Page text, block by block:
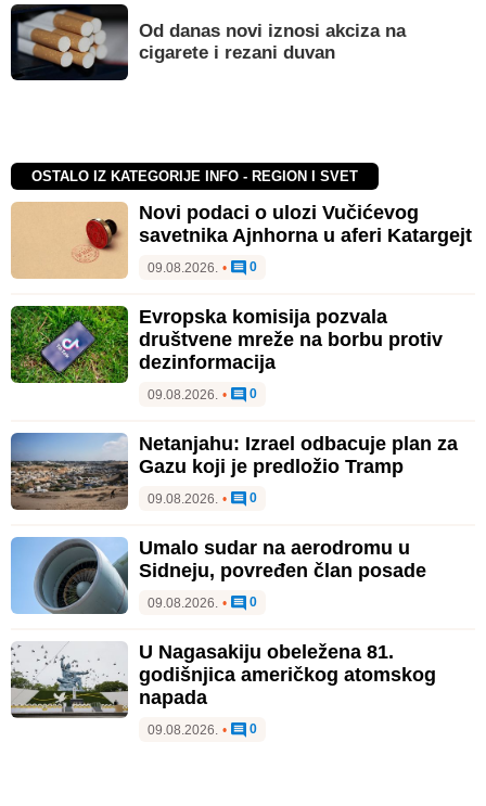
Od danas novi iznosi akciza na
cigarete i rezani duvan
OSTALO IZ KATEGORIJE INFO - REGION I SVET
Novi podaci o ulozi Vučićevog
savetnika Ajnhorna u aferi Katargejt
09.08.2026. • 0
Evropska komisija pozvala
društvene mreže na borbu protiv
dezinformacija
09.08.2026. • 0
Netanjahu: Izrael odbacuje plan za
Gazu koji je predložio Tramp
09.08.2026. • 0
Umalo sudar na aerodromu u
Sidneju, povređen član posade
09.08.2026. • 0
U Nagasakiju obeležena 81.
godišnjica američkog atomskog
napada
09.08.2026. • 0